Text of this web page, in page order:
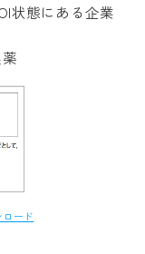
状態にある企業
ード